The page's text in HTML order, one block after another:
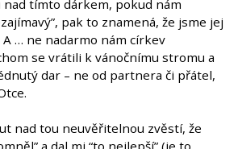
nad tímto dárkem, pokud nám
pak to znamená, že jsme jej
A … ne nadarmo nám církev
se vrátili k vánočnímu stromu a
dar – ne od partnera či přátel,
nad tou neuvěřitelnou zvěstí, že
a dal mi “to nejlepší” (je to